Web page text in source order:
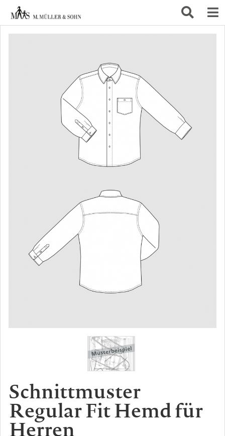
Schnittmuster
Regular Fit Hemd für
Herren